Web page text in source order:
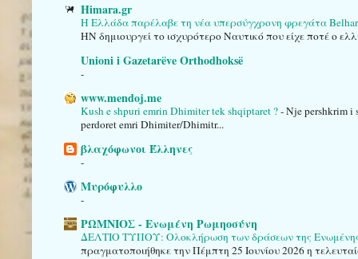
Himara.gr
Η Ελλάδα παρέλαβε τη νέα υπερσύγχρονη φρεγάτα
HN δημιουργεί το ισχυρότερο Ναυτικό που είχε ποτέ ο
Unioni i Gazetarëve Orthodhoksë
-
www.mendoj.me
Kush e shpuri emrin Dhimiter tek shqiptaret ?-Nje pershkrim i
perdoret emri Dhimiter/Dhimitr...
βλαχόφωνοι Έλληνες
-
Μυρόφυλλο
-
ΡΩΜΝΙΟΣ - Ενωμένη Ρωμηοσύνη
ΔΕΛΤΙΟ ΤΥΠΟΥ: Ολοκλήρωση των δράσεων της Ενωμένης
πραγματοποιήθηκε την Πέμπτη 25 Ιουνίου 2026 η